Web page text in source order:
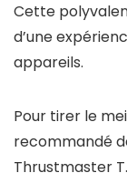
Cette
d’une
appareils.
Pour tirer le
recommandé
Thrustmaster